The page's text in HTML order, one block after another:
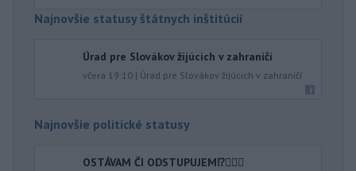
Najnovšie statusy štátnych inštitúcií
Úrad pre Slovákov žijúcich v zahraničí
včera 19:10 | Úrad pre Slovákov žijúcich v zahraničí
Najnovšie politické statusy
OSTÁVAM ČI ODSTUPUJEM⁉️🤷🏻‍♂️